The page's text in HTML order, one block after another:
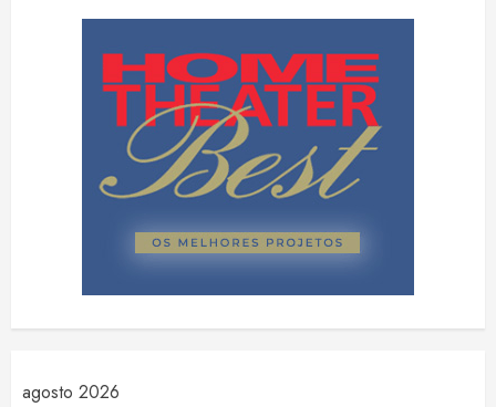
agosto 2026